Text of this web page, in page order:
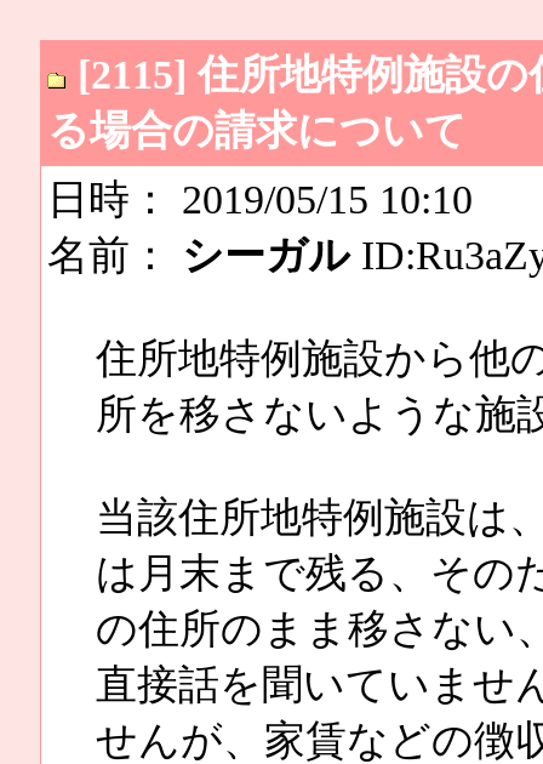
[2115] 住所地特例施設
る場合の請求について
日時： 2019/05/15 10:10
名前： シーガル
住所地特例施設から他
所を移さないような施
当該住所地特例施設は
は月末まで残る、その
の住所のまま移さない
直接話を聞いていませ
せんが、家賃などの徴